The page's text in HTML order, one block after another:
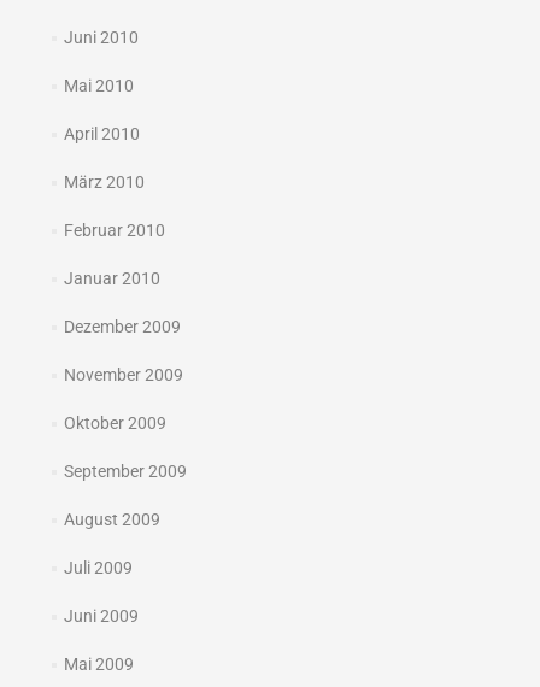
Juni 2010
Mai 2010
April 2010
März 2010
Februar 2010
Januar 2010
Dezember 2009
November 2009
Oktober 2009
September 2009
August 2009
Juli 2009
Juni 2009
Mai 2009